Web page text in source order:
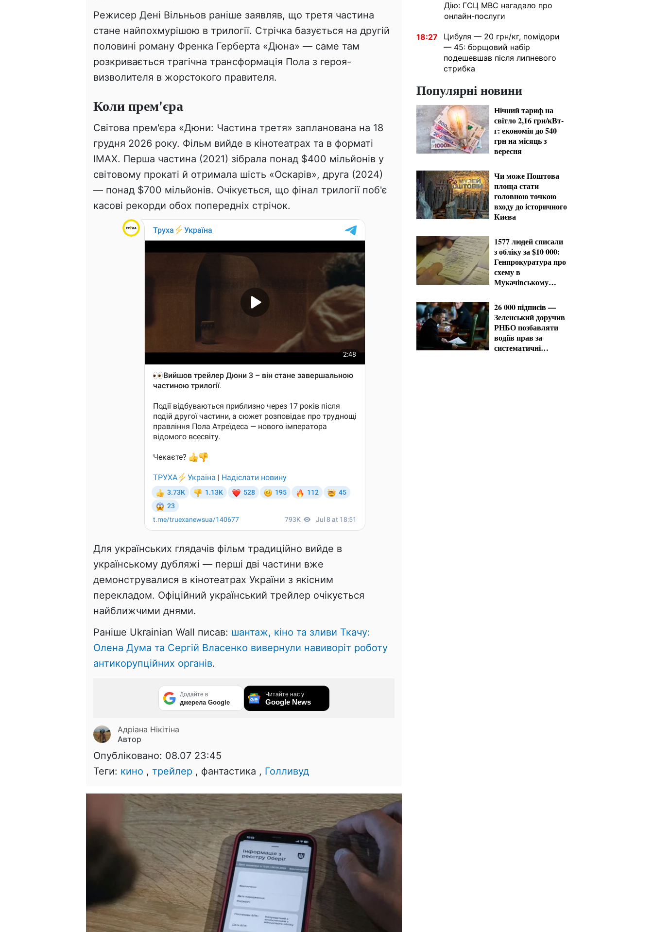
Режисер Дені Вільньов раніше заявляв, що третя частина
стане найпохмурішою в трилогії. Стрічка базується на другій
половині роману Френка Герберта «Дюна» — саме там
розкривається трагічна трансформація Пола з героя-
визволителя в жорстокого правителя.
Коли прем'єра
Світова прем'єра «Дюни: Частина третя» запланована на 18
грудня 2026 року. Фільм вийде в кінотеатрах та в форматі
IMAX. Перша частина (2021) зібрала понад $400 мільйонів у
світовому прокаті й отримала шість «Оскарів», друга (2024)
— понад $700 мільйонів. Очікується, що фінал трилогії поб'є
касові рекорди обох попередніх стрічок.
Для українських глядачів фільм традиційно вийде в
українському дубляжі — перші дві частини вже
демонструвалися в кінотеатрах України з якісним
перекладом. Офіційний український трейлер очікується
найближчими днями.
Раніше Ukrainian Wall писав: шантаж, кіно та зливи Ткачу:
Олена Дума та Сергій Власенко вивернули навиворіт роботу
антикорупційних органів.
Додайте в
джерела Google
Читайте нас у
Google News
Адріана Нікітіна
Автор
Опубліковано: 08.07 23:45
Теги: кино , трейлер , фантастика , Голливуд
Дію: ГСЦ МВС нагадало про
онлайн-послуги
18:27
Цибуля — 20 грн/кг, помідори
— 45: борщовий набір
подешевшав після липневого
стрибка
Популярні новини
Нічний тариф на
світло 2,16 грн/кВт-
г: економія до 540
грн на місяць з
вересня
Чи може Поштова
площа стати
головною точкою
входу до історичного
Києва
1577 людей списали
з обліку за $10 000:
Генпрокуратура про
схему в
Мукачівському
26 000 підписів —
Зеленський доручив
РНБО позбавляти
водіїв прав за
систематичні